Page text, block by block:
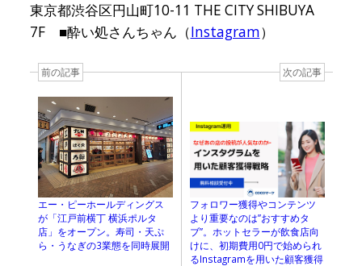
東京都渋谷区円山町10-11 THE CITY SHIBUYA
7F ■酔い処さんちゃん（Instagram）
前の記事
エー・ピーホールディングス
が「江戸前横丁 横浜ポルタ
店」をオープン。寿司・天ぷ
ら・うなぎの3業態を同時展開
次の記事
フォロワー獲得やコンテンツ
より重要なのは”おすすめタ
ブ”。ホットセラーが飲食店向
けに、初期費用0円で始められ
るInstagramを用いた顧客獲得